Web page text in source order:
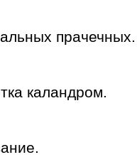
прачечных.
каландром.